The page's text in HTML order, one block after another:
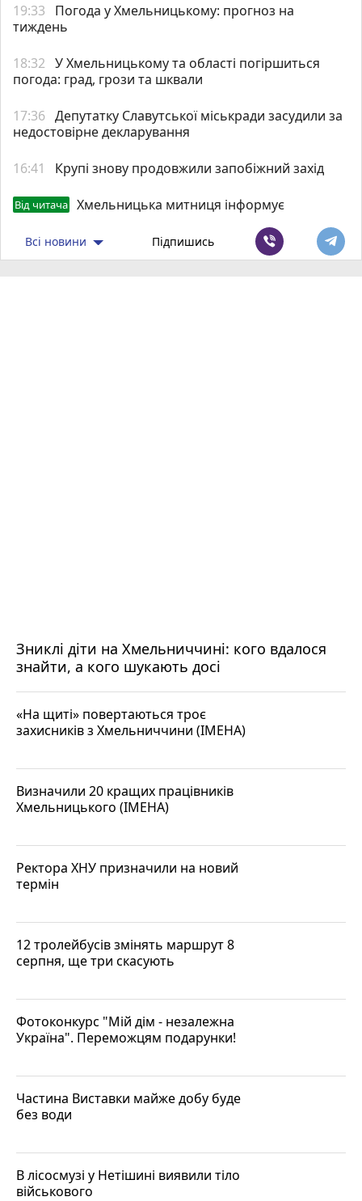
19:33
Погода у Хмельницькому: прогноз на
тиждень
18:32 У Хмельницькому та області погіршиться
погода: град, грози та шквали
17:36 Депутатку Славутської міськради засудили за
недостовірне декларування
16:41 Крупі знову продовжили запобіжний захід
Від читача Хмельницька митниця інформує
Всі новини Підпишись
Зниклі діти на Хмельниччині: кого вдалося
знайти, а кого шукають досі
«На щиті» повертаються троє
захисників з Хмельниччини (ІМЕНА)
Визначили 20 кращих працівників
Хмельницького (ІМЕНА)
Ректора ХНУ призначили на новий
термін
12 тролейбусів змінять маршрут 8
серпня, ще три скасують
Фотоконкурс "Мій дім - незалежна
Україна". Переможцям подарунки!
Частина Виставки майже добу буде
без води
В лісосмузі у Нетішині виявили тіло
військового